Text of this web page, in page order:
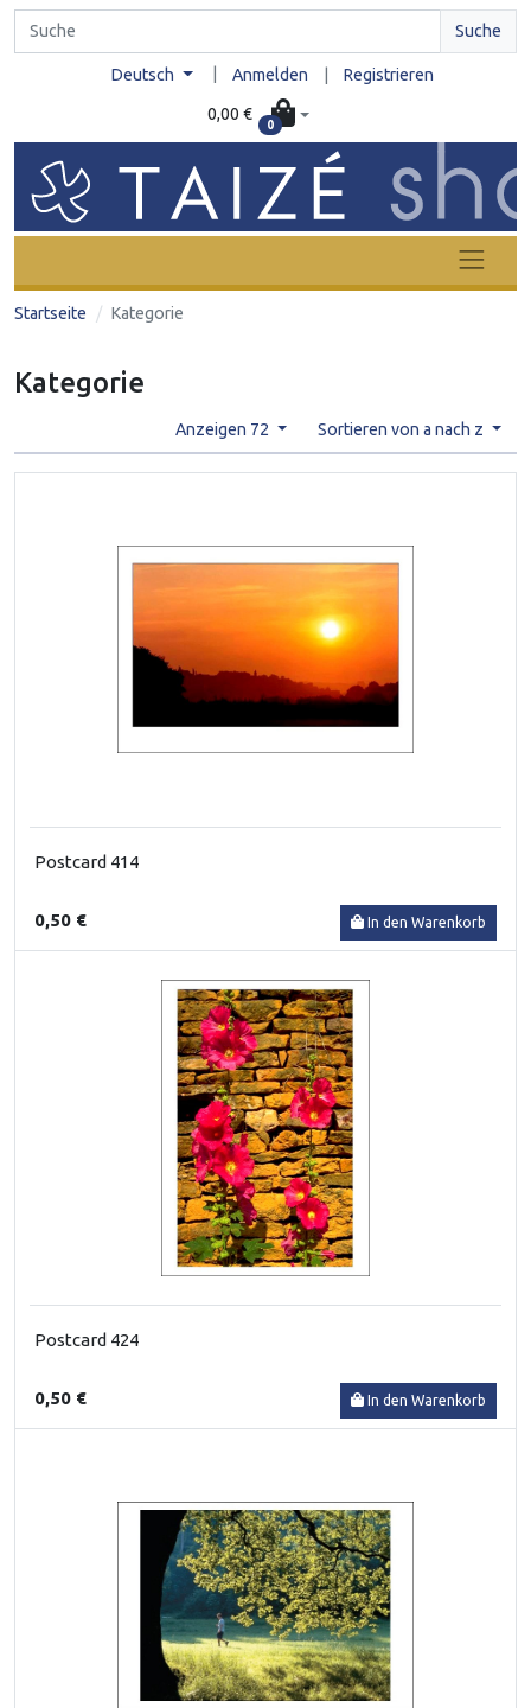
Suche
Deutsch Anmelden Registrieren
0,00 €
0
Startseite Kategorie
Kategorie
Anzeigen 72 Sortieren von a nach z
Postcard 414
0,50 € In den Warenkorb
Postcard 424
0,50 € In den Warenkorb